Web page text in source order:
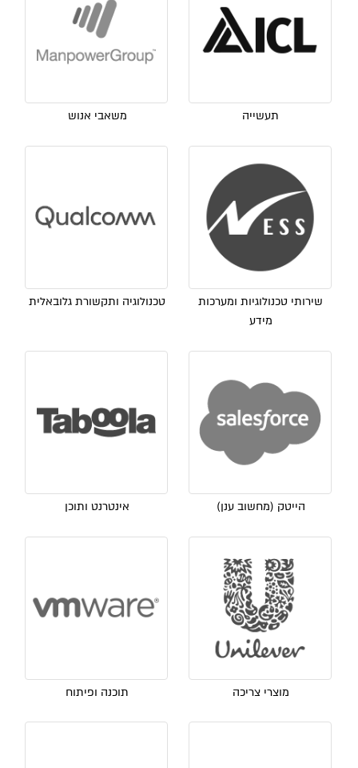
תעשייה משאבי אנוש
שירותי טכנולוגיות ומערכות
מידע
טכנולוגיה ותקשורת גלובאלית
הייטק (מחשוב ענן) אינטרנט ותוכן
מוצרי צריכה תוכנה ופיתוח